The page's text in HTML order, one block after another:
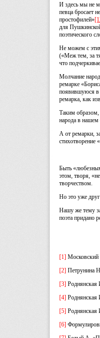
И здесь мы не
певца бросает
простофилей»
для
поэтического
Не можем с
(«Меж тем, за
что
Молчание
ремарке
появившуюся в
ремарка, как
Таким образом,
народа в нашем
А от ремарки,
стихотворение
Быть
этом, творя,
творчеством.
Но это уже
Нашу же тему
поэта придано
[1] Московский
[2] Петрунина
[3] Роднянская
[4] Роднянская
[5] Роднянская
[6]